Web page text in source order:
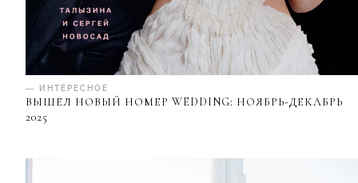
— ИНТЕРЕСНОЕ
ВЫШЕЛ НОВЫЙ НОМЕР WEDDING: НОЯБРЬ-ДЕКАБРЬ
2025